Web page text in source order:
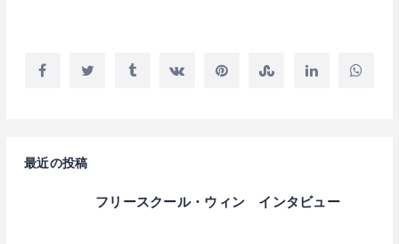
最近の投稿
フリースクール・ウィン インタビュー